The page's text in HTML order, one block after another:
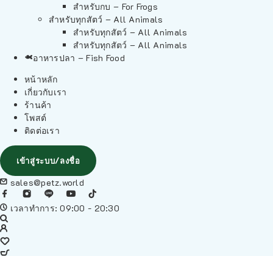
สำหรับกบ – For Frogs
สำหรับทุกสัตว์ – All Animals
สำหรับทุกสัตว์ – All Animals
สำหรับทุกสัตว์ – All Animals
อาหารปลา – Fish Food
หน้าหลัก
เกี่ยวกับเรา
ร้านค้า
โพสต์
ติดต่อเรา
เข้าสู่ระบบ/ลงชื่อ
sales@petz.world
เวลาทำการ: 09:00 - 20:30